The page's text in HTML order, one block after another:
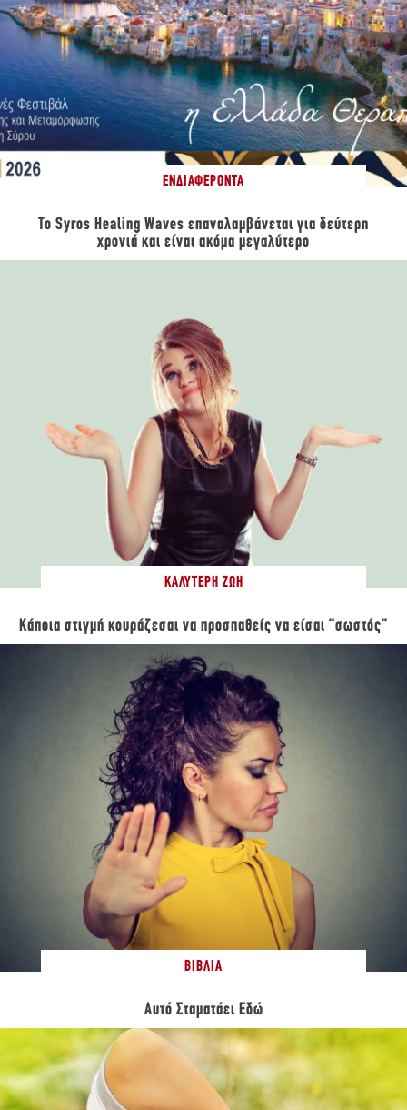
ΕΝΔΙΑΦΈΡΟΝΤΑ
Το Syros Healing Waves επαναλαμβάνεται για δεύτερη
χρονιά και είναι ακόμα μεγαλύτερο
ΚΑΛΎΤΕΡΗ ΖΩΉ
Κάποια στιγμή κουράζεσαι να προσπαθείς να είσαι “σωστός”
ΒΙΒΛΊΑ
Αυτό Σταματάει Εδώ